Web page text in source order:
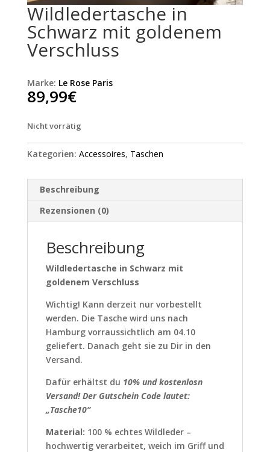
Wildledertasche in
Schwarz mit goldenem
Verschluss
Marke: Le Rose Paris
89,99€
Nicht vorrätig
Kategorien: Accessoires, Taschen
Beschreibung
Rezensionen (0)
Beschreibung
Wildledertasche in Schwarz mit
goldenem Verschluss
Wichtig! Kann derzeit nur vorbestellt
werden. Die Tasche wird uns nach
Hamburg vorraussichtlich am 04.10
geliefert. Danach geht sie zu Dir in den
Versand.
Dafür erhältst du 10% und kostenlosn
Versand! Der Gutschein Code lautet:
„Tasche10“
Material: 100 % echtes Wildleder –
hochwertig verarbeitet, weich im Griff und